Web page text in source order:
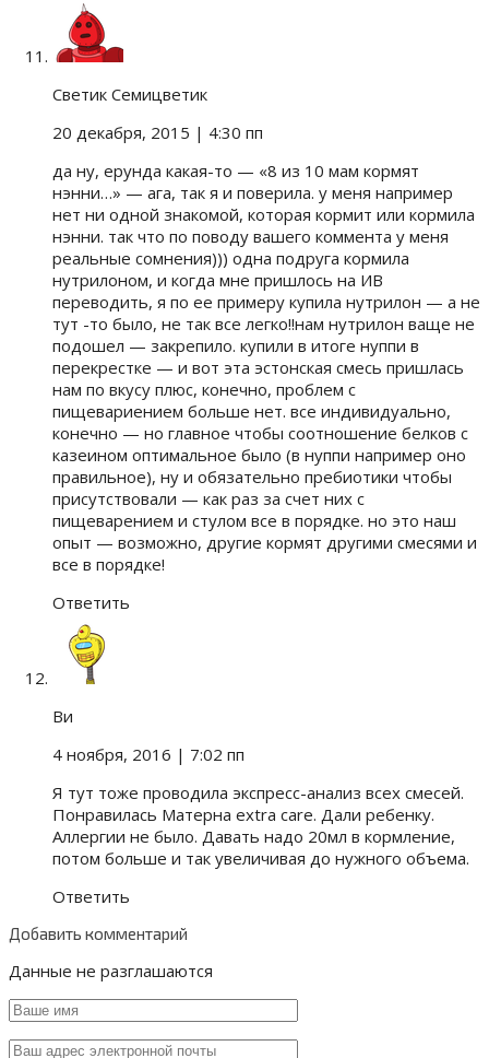
Светик Семицветик
20 декабря, 2015 | 4:30 пп
да ну, ерунда какая-то — «8 из 10 мам кормят
нэнни…» — ага, так я и поверила. у меня например
нет ни одной знакомой, которая кормит или кормила
нэнни. так что по поводу вашего коммента у меня
реальные сомнения))) одна подруга кормила
нутрилоном, и когда мне пришлось на ИВ
переводить, я по ее примеру купила нутрилон — а не
тут -то было, не так все легко!!нам нутрилон ваще не
подошел — закрепило. купили в итоге нуппи в
перекрестке — и вот эта эстонская смесь пришлась
нам по вкусу плюс, конечно, проблем с
пищевариением больше нет. все индивидуально,
конечно — но главное чтобы соотношение белков с
казеином оптимальное было (в нуппи например оно
правильное), ну и обязательно пребиотики чтобы
присутствовали — как раз за счет них с
пищеварением и стулом все в порядке. но это наш
опыт — возможно, другие кормят другими смесями и
все в порядке!
Ответить
Ви
4 ноября, 2016 | 7:02 пп
Я тут тоже проводила экспресс-анализ всех смесей.
Понравилась Матерна extra care. Дали ребенку.
Аллергии не было. Давать надо 20мл в кормление,
потом больше и так увеличивая до нужного объема.
Ответить
Добавить комментарий
Данные не разглашаются